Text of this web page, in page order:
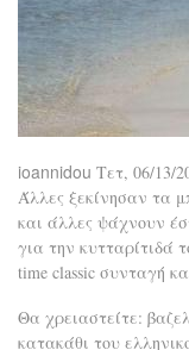
ioannidou Τετ, 06/13/
Άλλες ξεκίνησαν τα
και άλλες ψάχνουν
για την κυτταρίτιδά
time classic συνταγή
Θα χρειαστείτε:
κατακάθι του